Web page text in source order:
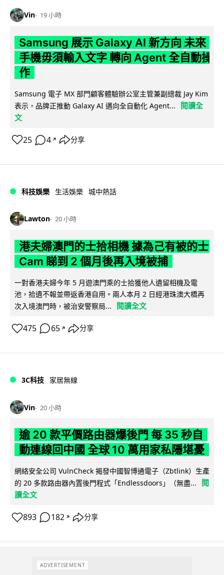
Vin 19 小時
Samsung 展示 Galaxy AI 新方向 未來
手機毋須輸入文字 轉向 Agent 全自動操
作
Samsung 電子 MX 部門顧客體驗辦公室主管兼副總裁 Jay Kim
表示，品牌正推動 Galaxy AI 邁向全自動化 Agent...
閱讀全
文
25 4 ↗ 分享
科技娛樂 生活娛樂 城中熱話
Lawton 20 小時
港夫婦澳門的士拾相機 據為己有被的士
Cam 睇到 2 個月後再入境被捕
一對香港夫婦今年 5 月遊澳門乘的士拾獲他人遺留相機及電
池，拾遺不報並帶返香港自用。兩人本月 2 日經港珠澳大橋再
次入境澳門時，被治安警察局...
閱讀全文
475 65 ↗ 分享
3C科技 家居無線
Vin 20 小時
逾 20 款平價路由器爆後門 每 35 秒自
動連線回中國 全球 10 萬用家私隱堪憂
網絡安全公司 VulnCheck 揭發中國智博通電子（Zbtlink）生產
的 20 多款路由器內置後門程式「Endlessdoors」（無盡...
閱
讀全文
893 182 ↗ 分享
ADVERTISEMENT